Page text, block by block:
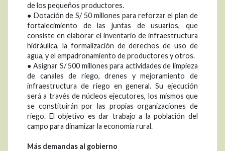
de los pequeños productores.
● Dotación de S/ 50 millones para reforzar el plan de
fortalecimiento de las juntas de usuarios, que
consiste en elaborar el inventario de infraestructura
hidráulica, la formalización de derechos de uso de
agua, y el empadronamiento de productores y otros.
● Asignar S/ 500 millones para actividades de limpieza
de canales de riego, drenes y mejoramiento de
infraestructura de riego en general. Su ejecución
será a través de núcleos ejecutores, los mismos que
se constituirán por las propias organizaciones de
riego. El objetivo es dar trabajo a la población del
campo para dinamizar la economía rural.
Más demandas al gobierno